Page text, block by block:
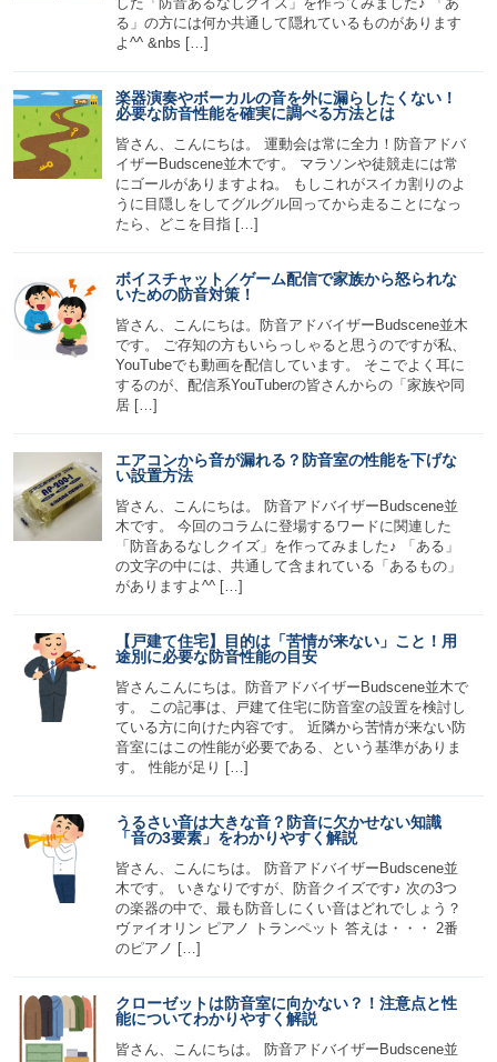
る」の方には何か共通して隠れているものがあります
よ^^ &nbs […]
楽器演奏やボーカルの音を外に漏らしたくない！
必要な防音性能を確実に調べる方法とは
皆さん、こんにちは。 運動会は常に全力！防音アドバ
イザーBudscene並木です。 マラソンや徒競走には常
にゴールがありますよね。 もしこれがスイカ割りのよ
うに目隠しをしてグルグル回ってから走ることになっ
たら、どこを目指 […]
ボイスチャット／ゲーム配信で家族から怒られな
いための防音対策！
皆さん、こんにちは。防音アドバイザーBudscene並木
です。 ご存知の方もいらっしゃると思うのですが私、
YouTubeでも動画を配信しています。 そこでよく耳に
するのが、配信系YouTuberの皆さんからの「家族や同
居 […]
エアコンから音が漏れる？防音室の性能を下げな
い設置方法
皆さん、こんにちは。 防音アドバイザーBudscene並
木です。 今回のコラムに登場するワードに関連した
「防音あるなしクイズ」を作ってみました♪ 「ある」
の文字の中には、共通して含まれている「あるもの」
がありますよ^^ […]
【戸建て住宅】目的は「苦情が来ない」こと！用
途別に必要な防音性能の目安
皆さんこんにちは。防音アドバイザーBudscene並木で
す。 この記事は、戸建て住宅に防音室の設置を検討し
ている方に向けた内容です。 近隣から苦情が来ない防
音室にはこの性能が必要である、という基準がありま
す。 性能が足り […]
うるさい音は大きな音？防音に欠かせない知識
「音の3要素」をわかりやすく解説
皆さん、こんにちは。 防音アドバイザーBudscene並
木です。 いきなりですが、防音クイズです♪ 次の3つ
の楽器の中で、最も防音しにくい音はどれでしょう？
ヴァイオリン ピアノ トランペット 答えは・・・ 2番
のピアノ […]
クローゼットは防音室に向かない？！注意点と性
能についてわかりやすく解説
皆さん、こんにちは。 防音アドバイザーBudscene並